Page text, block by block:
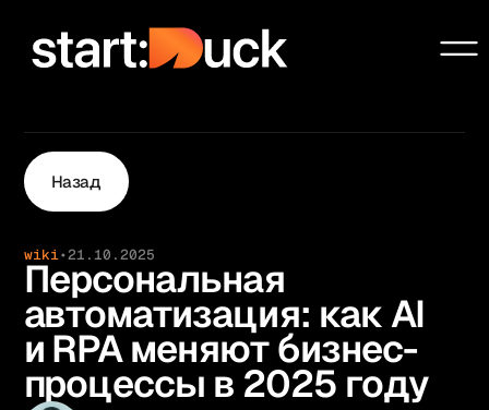
Сообщество
Проекты
Услуги
Образование
Ai Automation Agency
Блог
О нас
Контакты
Назад
wiki•21.10.2025
Персональная
автоматизация: как AI
и RPA меняют бизнес-
процессы в 2025 году